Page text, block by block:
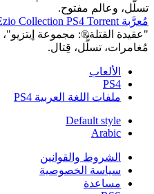
تسلّل، وعالم مفتوح.
مُعرَّبة Assassin's Creed® The Ezio Collection PS4 Torrent
"عقيدة القتلة®: مجموعة
مُغامرات، تسلُّل، قِتال.
الألعاب
PS4
ملفات اللغة العربية PS4
Default style
Arabic
الشروط والقوانين
سياسة الخصوصية
مساعدة